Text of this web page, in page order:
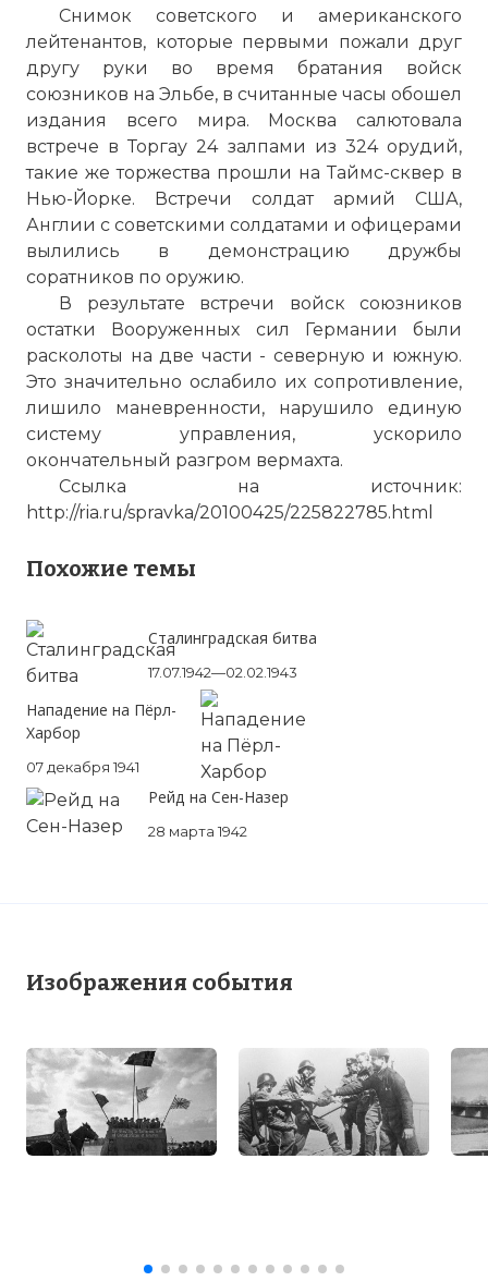
Снимок советского и американского
лейтенантов, которые первыми пожали друг
другу руки во время братания войск
союзников на Эльбе, в считанные часы обошел
издания всего мира. Москва салютовала
встрече в Торгау 24 залпами из 324 орудий,
такие же торжества прошли на Таймс-сквер в
Нью-Йорке. Встречи солдат армий США,
Англии с советскими солдатами и офицерами
вылились в демонстрацию дружбы
соратников по оружию.
В результате встречи войск союзников
остатки Вооруженных сил Германии были
расколоты на две части - северную и южную.
Это значительно ослабило их сопротивление,
лишило маневренности, нарушило единую
систему управления, ускорило
окончательный разгром вермахта.
Ссылка на источник:
http://ria.ru/spravka/20100425/225822785.html
Похожие темы
Сталинградская битва
17.07.1942—02.02.1943
Нападение на Пёрл-
Харбор
07 декабря 1941
Рейд на Сен-Назер
28 марта 1942
Изображения события
На берегу Эльбы генерала Ходжеса
встретил генерал-майор Г В. Бакланов, 25
апреля 1945 г
Фото статьи: